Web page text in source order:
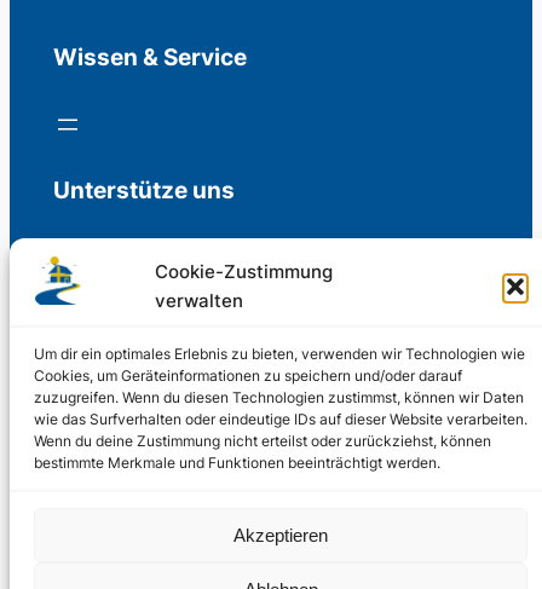
Cookie-Zustimmung
verwalten
Um dir ein optimales Erlebnis zu bieten, verwenden wir Technologien wie
Cookies, um Geräteinformationen zu speichern und/oder darauf
zuzugreifen. Wenn du diesen Technologien zustimmst, können wir Daten
wie das Surfverhalten oder eindeutige IDs auf dieser Website verarbeiten.
Wenn du deine Zustimmung nicht erteilst oder zurückziehst, können
bestimmte Merkmale und Funktionen beeinträchtigt werden.
Akzeptieren
Wissen & Service
Unterstütze uns
Freiwillige Spenden für die Aufrechterhaltung
Support us
© 2002 – 2026